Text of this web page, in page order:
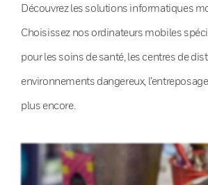
Découvrez les solutions informatiques
Choisissez nos ordinateurs mobiles
pour les soins de santé, les centres de
environnements dangereux,
plus encore.